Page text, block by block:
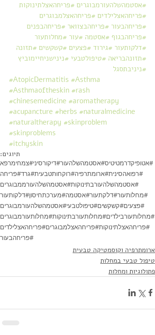
#אסטמהשלהעורמבוגרים #פריחהאצלתינוקות
#פריחהאצלילדים #פריחהאצלמבוגרים
#פריחהבעור #פריחהבצוואר #פריחהבפנים
#פריחהבגוף #אסטמה #עור #מחלותעור
#דלקותעור #גירוד #פצעים #קשקשים #תזונה
#תזונהבריאה #טיפולטבעי #נינישניחיימוביץ
#ניניבתסגל
#AtopicDermatitis #Asthma
#Asthmaoftheskin #rash
#chinesemedicine #aromatherapy
#acupancture #herbs #naturalmedicine
#naturaltherapy #skinproblem
#skinproblems
#itchyskin
תיוגים:
#אטופיקדרמטיטיס#אסטמהשלהעור#דיקורסיני#צמחימרפא
#רפואהסינית#ארומתרפיה#רוקחותטבעית#גרד#פריחה
#אסטמהשלהעורבתינוקות#אסטמהשלהעורממבוגרים
#מחלותעור#דלקתעור#אסטמה#מערכתחיסון#דלקותעור
#פצעים#קשקשים#טיפולטבעי#אסטמהשלהעורמבוגרים
#מחלותעורבילדים#מחלותעורבתינוקות#מחלותעורמבוגרים
#פריחהאצלתינוקות#פריחהאצלמבוגרים#פריחהאצלילדים
#פריחהבעור
ארומתרפיה וקוסמטיקה טבעית
טיפול טבעי במחלות
פתולוגיות ומחלות